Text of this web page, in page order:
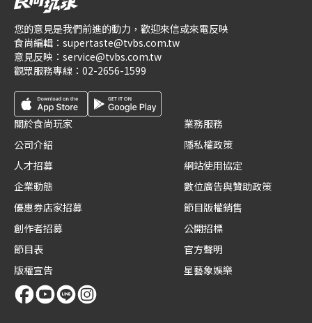
您的意見是我們前進的動力，歡迎來信或來電反映
食尚編輯： supertaste@tvbs.com.tw
意見反映： service@tvbs.com.tw
觀眾服務專線： 02-2656-1599
關於食尚玩家
公司介紹
人才招募
企業動態
優惠券店家招募
創作者招募
節目表
版權宣告
業務服務
隱私權政策
網站使用協定
數位廣告與贊助政策
節目版權銷售
公開招標
官方聲明
星藝象娛樂